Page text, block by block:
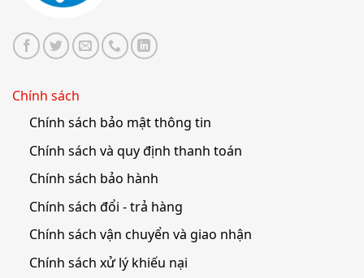
Chính sách
Chính sách bảo mật thông tin
Chính sách và quy định thanh toán
Chính sách bảo hành
Chính sách đổi - trả hàng
Chính sách vận chuyển và giao nhận
Chính sách xử lý khiếu nại